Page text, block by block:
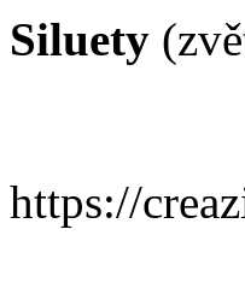
Siluety
https://